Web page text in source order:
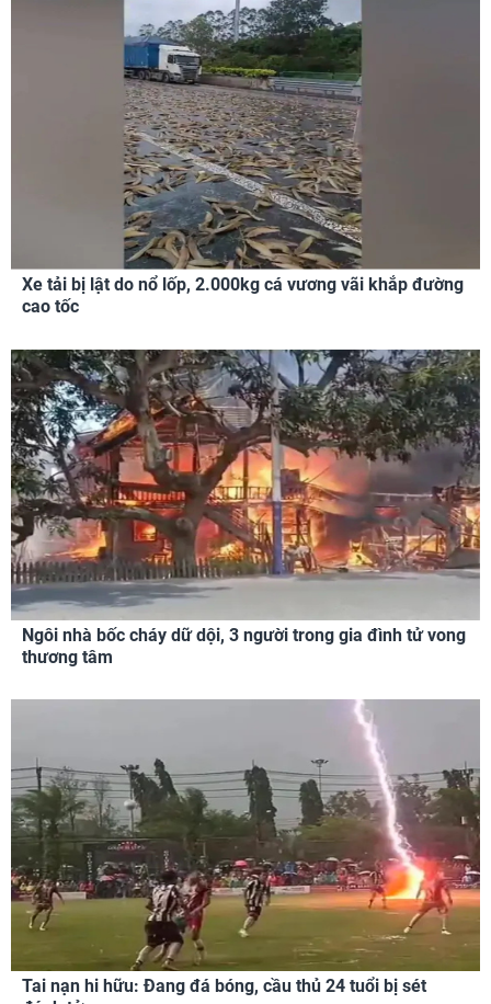
Xe tải bị lật do nổ lốp, 2.000kg cá vương vãi khắp đường
cao tốc
Ngôi nhà bốc cháy dữ dội, 3 người trong gia đình tử vong
thương tâm
Tai nạn hi hữu: Đang đá bóng, cầu thủ 24 tuổi bị sét